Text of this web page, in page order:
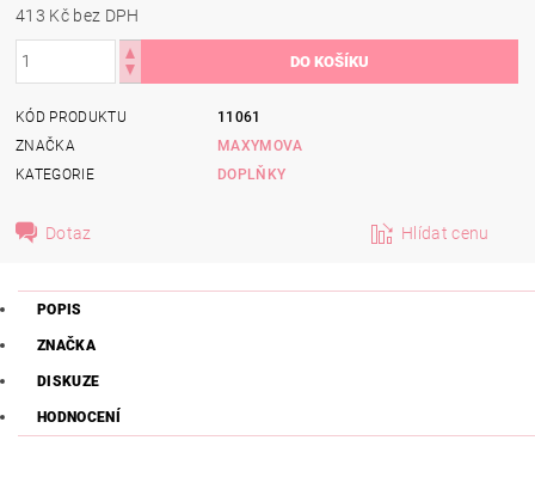
413 Kč bez DPH
KÓD PRODUKTU
11061
ZNAČKA
MAXYMOVA
KATEGORIE
DOPLŇKY
Dotaz Hlídat cenu
POPIS
ZNAČKA
DISKUZE
HODNOCENÍ